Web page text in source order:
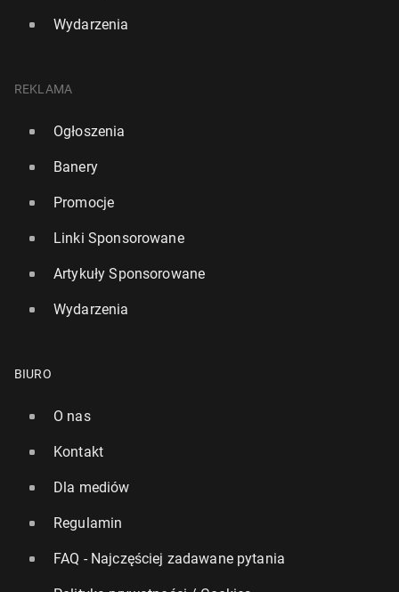
Wydarzenia
REKLAMA
Ogłoszenia
Banery
Promocje
Linki Sponsorowane
Artykuły Sponsorowane
Wydarzenia
BIURO
O nas
Kontakt
Dla mediów
Regulamin
FAQ - Najczęściej zadawane pytania